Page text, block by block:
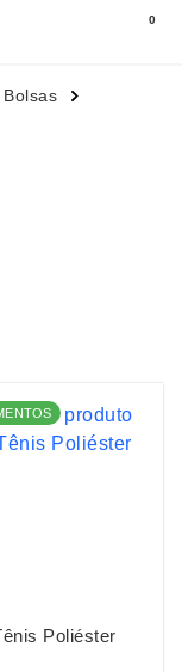
0
Poliéster